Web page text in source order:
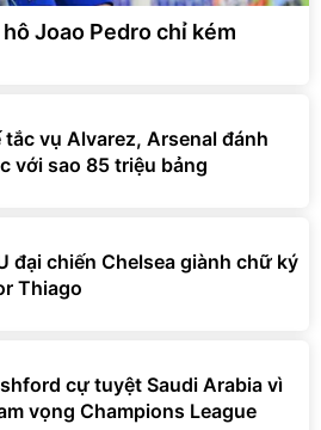
Joao Pedro chỉ kém
tắc vụ Alvarez, Arsenal đánh
với sao 85 triệu bảng
đại chiến Chelsea giành chữ ký
Thiago
cự tuyệt Saudi Arabia vì
vọng Champions League